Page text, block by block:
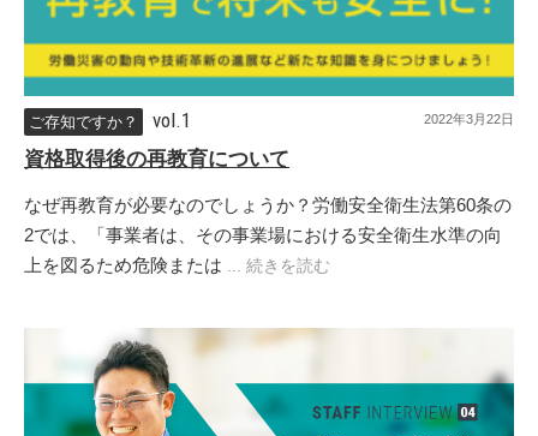
ご存知ですか？ vol.1 2022年3月22日
資格取得後の再教育について
なぜ再教育が必要なのでしょうか？労働安全衛生法第60条の
2では、「事業者は、その事業場における安全衛生水準の向
上を図るため危険または ... 続きを読む